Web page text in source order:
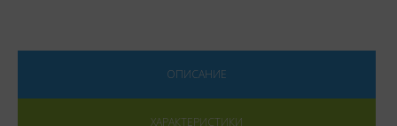
ОПИСАНИЕ
ХАРАКТЕРИСТИКИ